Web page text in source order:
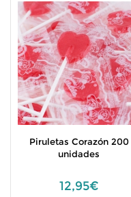
Piruletas Corazón 200
unidades
12,95€